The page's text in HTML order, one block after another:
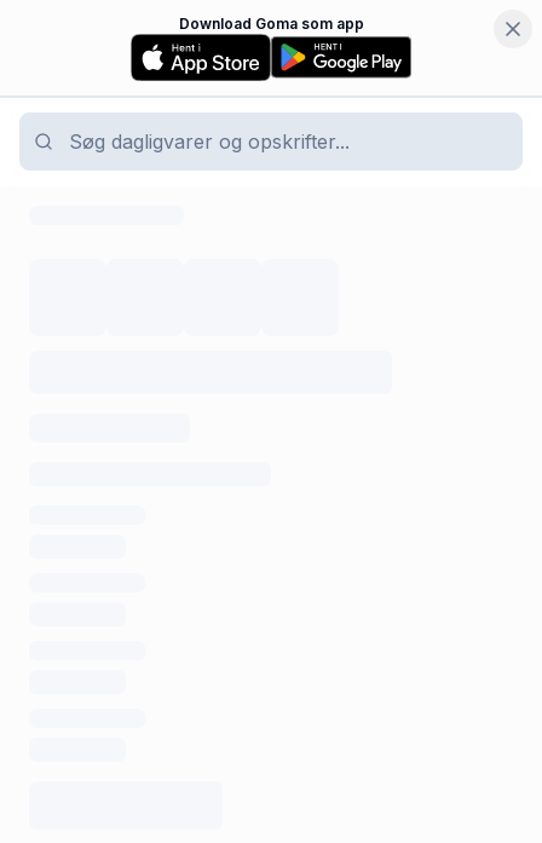
Download Goma som app